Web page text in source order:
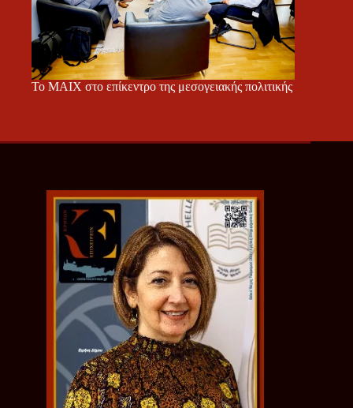
Το ΜΑΙΧ στο επίκεντρο της μεσογειακής πολιτικής